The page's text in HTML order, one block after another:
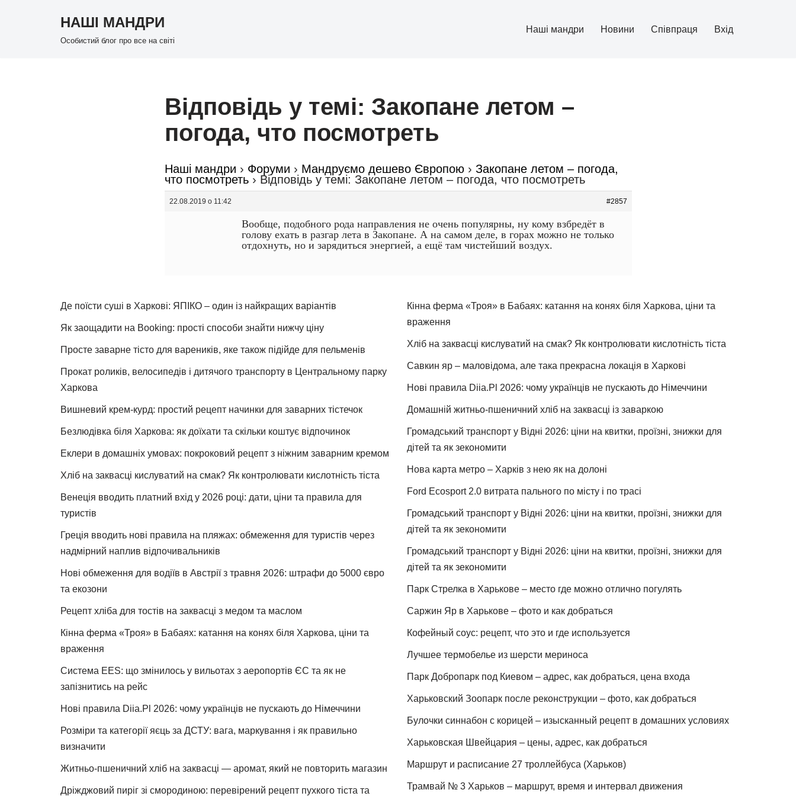
НАШІ МАНДРИ
Особистий блог про все на світі
Наші мандри Новини Співпраця Вхід
Відповідь у темі: Закопане летом –
погода, что посмотреть
Наші мандри › Форуми › Мандруємо дешево Європою › Закопане летом – погода,
что посмотреть › Відповідь у темі: Закопане летом – погода, что посмотреть
22.08.2019 о 11:42 #2857
Вообще, подобного рода направления не очень популярны, ну кому взбредёт в
голову ехать в разгар лета в Закопане. А на самом деле, в горах можно не только
отдохнуть, но и зарядиться энергией, а ещё там чистейший воздух.
Де поїсти суші в Харкові: ЯПІКО – один із найкращих варіантів
Як заощадити на Booking: прості способи знайти нижчу ціну
Просте заварне тісто для вареників, яке також підійде для пельменів
Прокат роликів, велосипедів і дитячого транспорту в Центральному парку
Харкова
Вишневий крем-курд: простий рецепт начинки для заварних тістечок
Безлюдівка біля Харкова: як доїхати та скільки коштує відпочинок
Еклери в домашніх умовах: покроковий рецепт з ніжним заварним кремом
Хліб на заквасці кислуватий на смак? Як контролювати кислотність тіста
Венеція вводить платний вхід у 2026 році: дати, ціни та правила для
туристів
Греція вводить нові правила на пляжах: обмеження для туристів через
надмірний наплив відпочивальників
Нові обмеження для водіїв в Австрії з травня 2026: штрафи до 5000 євро
та екозони
Рецепт хліба для тостів на заквасці з медом та маслом
Кінна ферма «Троя» в Бабаях: катання на конях біля Харкова, ціни та
враження
Система EES: що змінилось у вильотах з аеропортів ЄС та як не
запізнитись на рейс
Нові правила Diia.Pl 2026: чому українців не пускають до Німеччини
Розміри та категорії яєць за ДСТУ: вага, маркування і як правильно
визначити
Житньо-пшеничний хліб на заквасці — аромат, який не повторить магазин
Дріжджовий пиріг зі смородиною: перевірений рецепт пухкого тіста та
Кінна ферма «Троя» в Бабаях: катання на конях біля Харкова, ціни та
враження
Хліб на заквасці кислуватий на смак? Як контролювати кислотність тіста
Савкин яр – маловідома, але така прекрасна локація в Харкові
Нові правила Diia.Pl 2026: чому українців не пускають до Німеччини
Домашній житньо-пшеничний хліб на заквасці із заваркою
Громадський транспорт у Відні 2026: ціни на квитки, проїзні, знижки для
дітей та як зекономити
Нова карта метро – Харків з нею як на долоні
Ford Ecosport 2.0 витрата пального по місту і по трасі
Громадський транспорт у Відні 2026: ціни на квитки, проїзні, знижки для
дітей та як зекономити
Громадський транспорт у Відні 2026: ціни на квитки, проїзні, знижки для
дітей та як зекономити
Парк Стрелка в Харькове – место где можно отлично погулять
Саржин Яр в Харькове – фото и как добраться
Кофейный соус: рецепт, что это и где используется
Лучшее термобелье из шерсти мериноса
Парк Добропарк под Киевом – адрес, как добраться, цена входа
Харьковский Зоопарк после реконструкции – фото, как добраться
Булочки синнабон с корицей – изысканный рецепт в домашних условиях
Харьковская Швейцария – цены, адрес, как добраться
Маршрут и расписание 27 троллейбуса (Харьков)
Трамвай № 3 Харьков – маршрут, время и интервал движения